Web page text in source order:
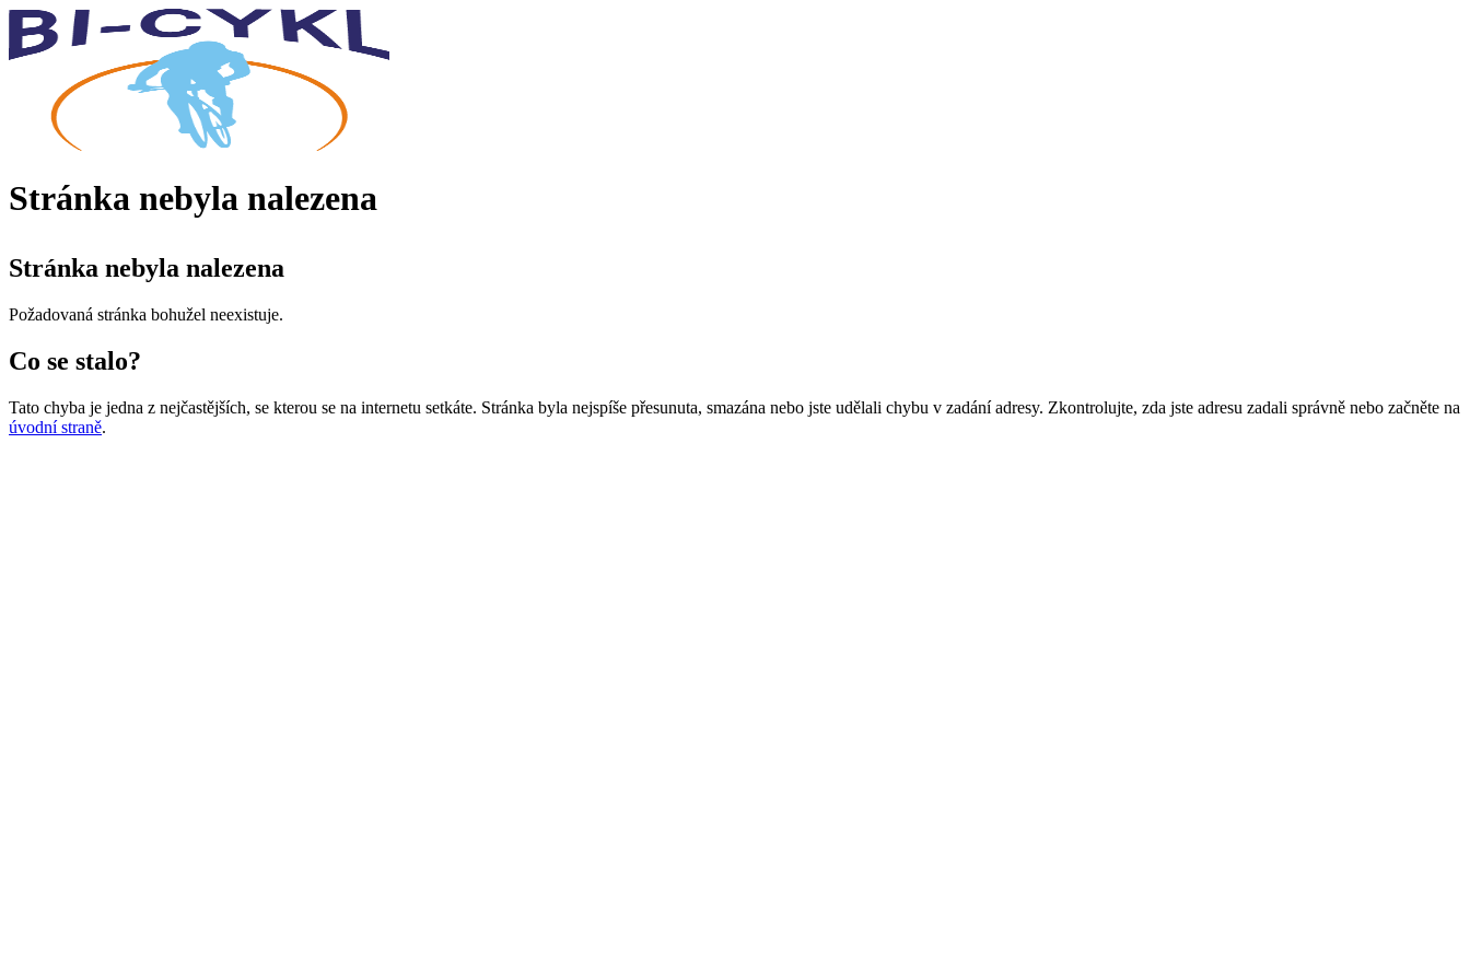
Stránka nebyla nalezena
Stránka nebyla nalezena
Požadovaná stránka bohužel neexistuje.
Co se stalo?
Tato chyba je jedna z nejčastějších, se kterou se na internetu setkáte. Stránka byla nejspíše přesunuta, smazána nebo jste udělali chybu v zadání adresy. Zkontrolujte, zda jste adresu zadali správně nebo začněte na
úvodní straně.